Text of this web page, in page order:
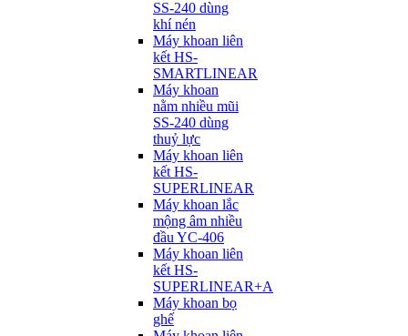
SS-240 dùng
khí nén
Máy khoan liên
kết HS-
SMARTLINEAR
Máy khoan
nằm nhiều mũi
SS-240 dùng
thuỷ lực
Máy khoan liên
kết HS-
SUPERLINEAR
Máy khoan lắc
mộng âm nhiều
đầu YC-406
Máy khoan liên
kết HS-
SUPERLINEAR+A
Máy khoan bọ
ghế